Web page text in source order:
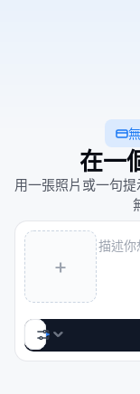
在一
在一
用一張照片或一句
+
AI图片
Nano Banana 2
16:9 · 1K